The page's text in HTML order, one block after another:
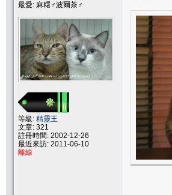
最愛: 麻糬♂波爾茶♂
等級: 精靈王
文章: 321
註冊時間: 2002-12-26
最近來訪: 2011-06-10
離線